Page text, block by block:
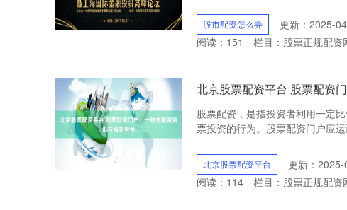
股市配资怎么弄 更新：2025-
阅读： 151 栏目： 股票正规配资
北京股票配资平台 股票配资
股票配资，是指投资者利用一定
票投资的行为。股票配资门户应
北京股票配资平台 更新：2025-
阅读： 114 栏目： 股票正规配资